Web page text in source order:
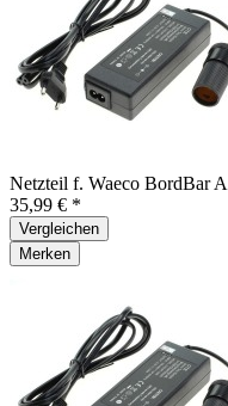
Netzteil f. Waeco BordBar
35,99 € *
Vergleichen
Merken